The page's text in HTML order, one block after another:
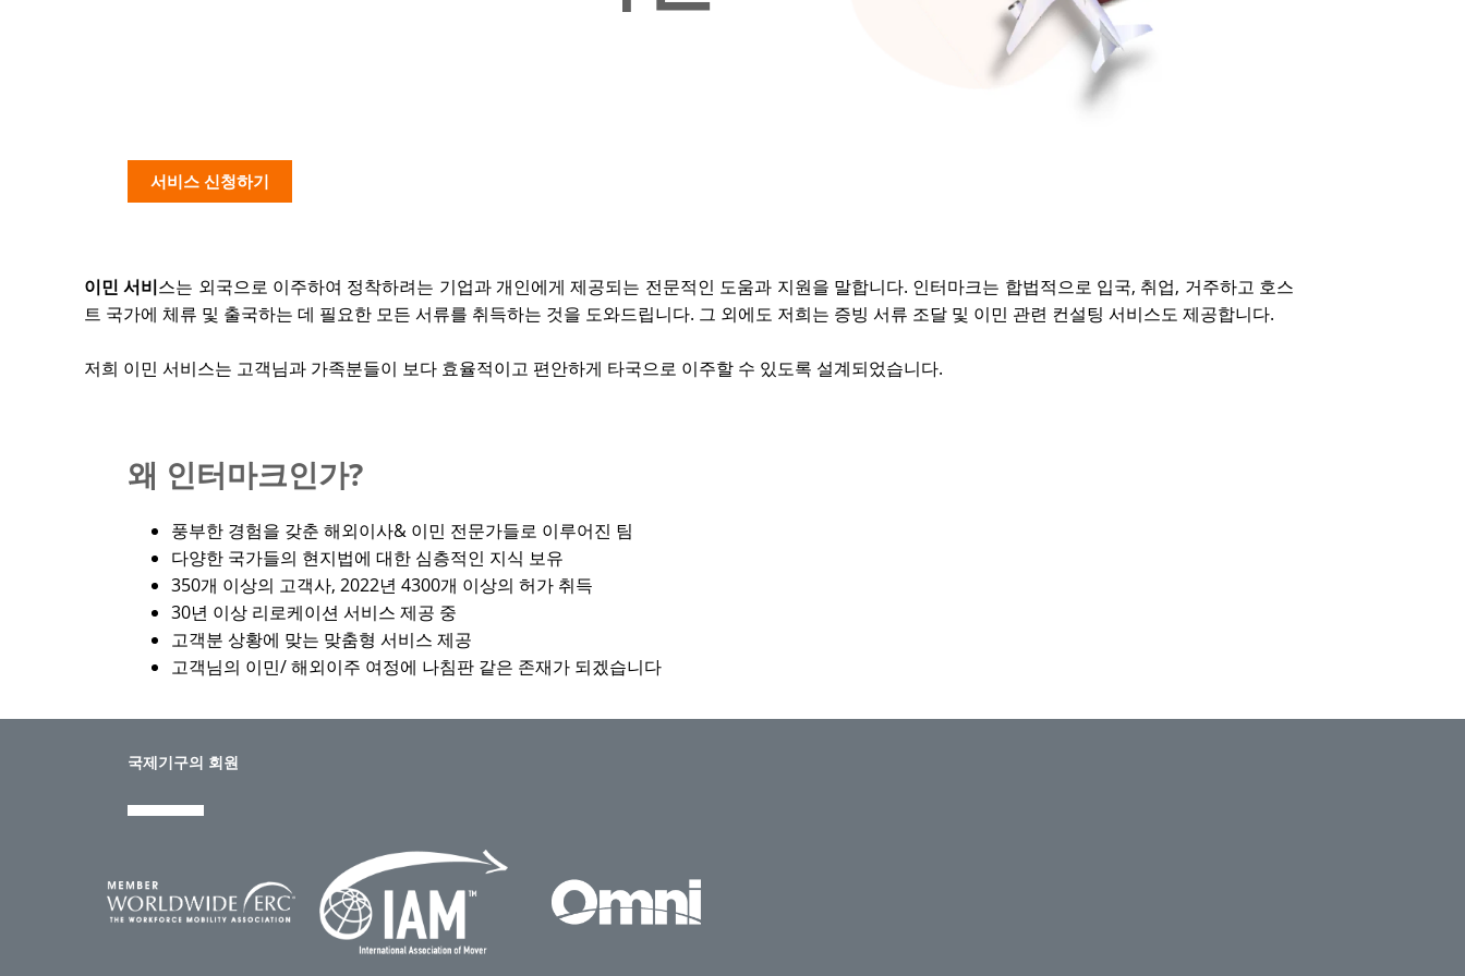
서비스 신청하기
이민 서비스는 외국으로 이주하여 정착하려는 기업과 개인에게 제공되는 전문적인 도움과 지원을 말합니다. 인터마크는 합법적으로 입국, 취업, 거주하고 호스
트 국가에 체류 및 출국하는 데 필요한 모든 서류를 취득하는 것을 도와드립니다. 그 외에도 저희는 증빙 서류 조달 및 이민 관련 컨설팅 서비스도 제공합니다.
저희 이민 서비스는 고객님과 가족분들이 보다 효율적이고 편안하게 타국으로 이주할 수 있도록 설계되었습니다.
왜 인터마크인가?
풍부한 경험을 갖춘 해외이사& 이민 전문가들로 이루어진 팀
다양한 국가들의 현지법에 대한 심층적인 지식 보유
350개 이상의 고객사, 2022년 4300개 이상의 허가 취득
30년 이상 리로케이션 서비스 제공 중
고객분 상황에 맞는 맞춤형 서비스 제공
고객님의 이민/ 해외이주 여정에 나침판 같은 존재가 되겠습니다
국제기구의 회원